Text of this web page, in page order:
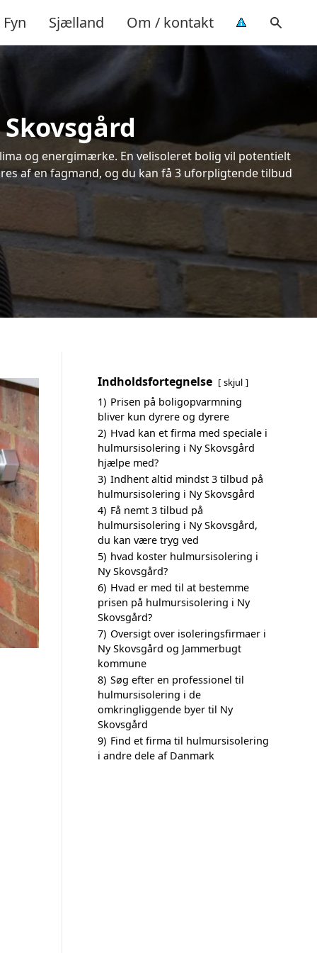
Fyn Sjælland Om / kontakt
og energimærke. En velisoleret bolig vil potentielt
af en fagmand, og du kan få 3 uforpligtende tilbud
Indholdsfortegnelse skjul
1) Prisen på boligopvarmning
bliver kun dyrere og dyrere
2) Hvad kan et firma med speciale i
hulmursisolering i Ny Skovsgård
hjælpe med?
3) Indhent altid mindst 3 tilbud på
hulmursisolering i Ny Skovsgård
4) Få nemt 3 tilbud på
hulmursisolering i Ny Skovsgård,
du kan være tryg ved
5) hvad koster hulmursisolering i
Ny Skovsgård?
6) Hvad er med til at bestemme
prisen på hulmursisolering i Ny
Skovsgård?
7) Oversigt over isoleringsfirmaer i
Ny Skovsgård og Jammerbugt
kommune
8) Søg efter en professionel til
hulmursisolering i de
omkringliggende byer til Ny
Skovsgård
9) Find et firma til hulmursisolering
i andre dele af Danmark